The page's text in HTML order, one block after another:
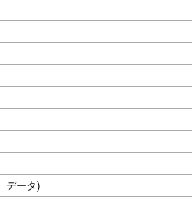
データ)